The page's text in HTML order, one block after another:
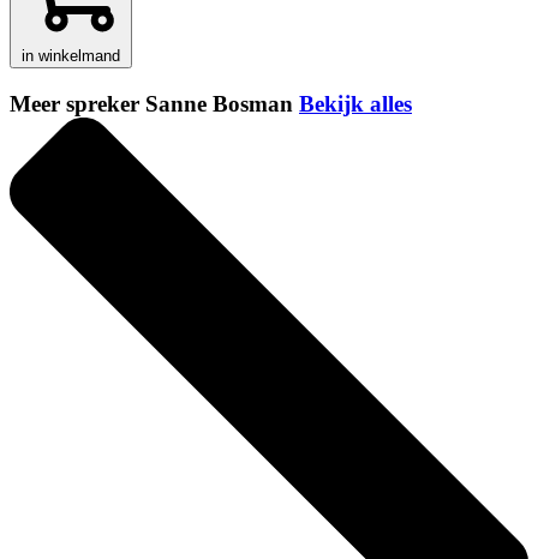
in winkelmand
Meer spreker Sanne Bosman Bekijk alles